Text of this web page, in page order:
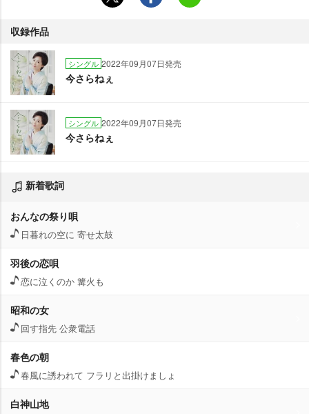
収録作品
シングル 2022年09月07日発売
今さらねぇ
シングル 2022年09月07日発売
今さらねぇ
新着歌詞
おんなの祭り唄
日暮れの空に 寄せ太鼓
羽後の恋唄
恋に泣くのか 篝火も
昭和の女
回す指先 公衆電話
春色の朝
春風に誘われて フラリと出掛けましょ
白神山地